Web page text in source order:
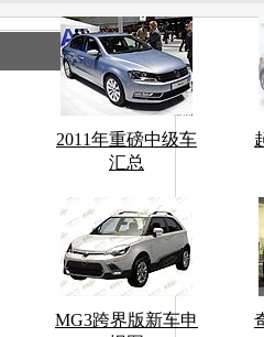
2011年重磅中级车
汇总
MG3跨界版新车申